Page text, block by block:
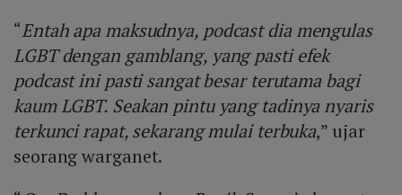
“Entah apa maksudnya, podcast dia mengulas
LGBT dengan gamblang, yang pasti efek
podcast ini pasti sangat besar terutama bagi
kaum LGBT. Seakan pintu yang tadinya nyaris
terkunci rapat, sekarang mulai terbuka,” ujar
seorang warganet.